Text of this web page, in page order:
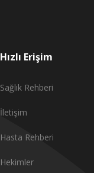
Hızlı Erişim
Sağlık Rehberi
İletişim
Hasta Rehberi
Hekimler